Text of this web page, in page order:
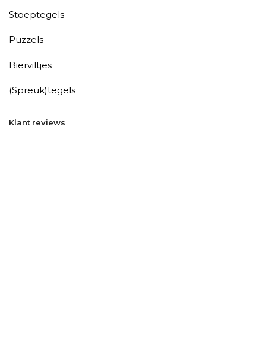
Stoeptegels
Puzzels
Bierviltjes
(Spreuk)tegels
Klant reviews